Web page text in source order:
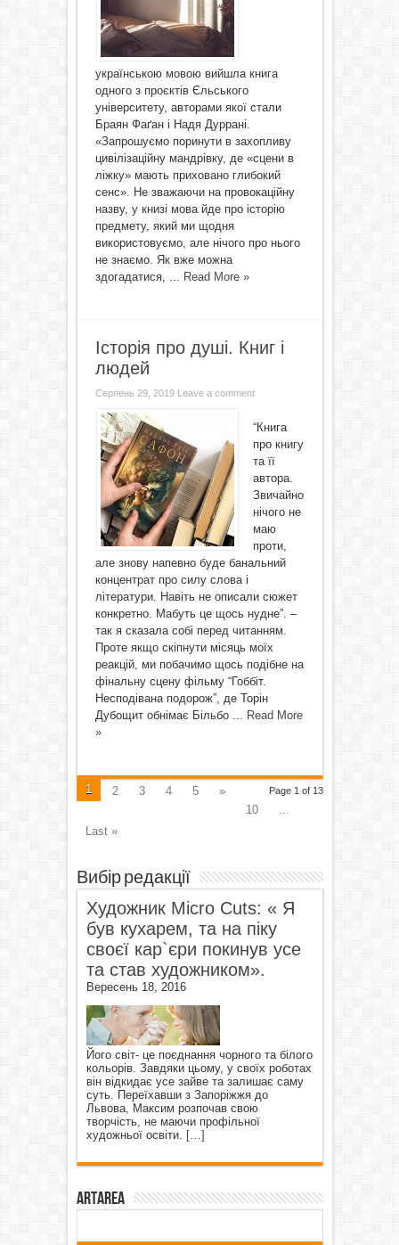
українською мовою вийшла книга
одного з проєктів Єльського
університету, авторами якої стали
Браян Фаґан і Надя Дуррані.
«Запрошуємо поринути в захопливу
цивілізаційну мандрівку, де «сцени в
ліжку» мають приховано глибокий
сенс». Не зважаючи на провокаційну
назву, у книзі мова йде про історію
предмету, який ми щодня
використовуємо, але нічого про нього
не знаємо. Як вже можна
здогадатися, ... Read More »
Історія про душі. Книг і
людей
Серпень 29, 2019 Leave a comment
“Книга
про книгу
та її
автора.
Звичайно
нічого не
маю
проти,
але знову напевно буде банальний
концентрат про силу слова і
літератури. Навіть не описали сюжет
конкретно. Мабуть це щось нудне”. –
так я сказала собі перед читанням.
Проте якщо скіпнути місяць моїх
реакцій, ми побачимо щось подібне на
фінальну сцену фільму “Гоббіт.
Несподівана подорож”, де Торін
Дубощит обнімає Більбо ... Read More
»
Page 1 of 13
1 2 3 4 5
»
10
...
Last »
Вибір редакції
Художник Micro Cuts: « Я
був кухарем, та на піку
своєї кар`єри покинув усе
та став художником».
Вересень 18, 2016
Його світ- це поєднання чорного та білого
кольорів. Завдяки цьому, у своїх роботах
він відкидає усе зайве та залишає саму
суть. Переїхавши з Запоріжжя до
Львова, Максим розпочав свою
творчість, не маючи профільної
художньої освіти. […]
ArtArea